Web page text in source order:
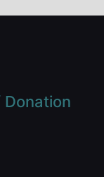
Donation